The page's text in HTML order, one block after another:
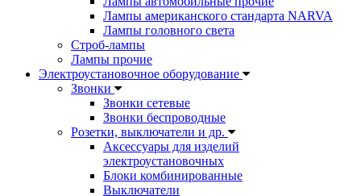
Лампы американского стандарта NARVA
Лампы головного света
Строб-лампы
Лампы прочие
Электроустановочное оборудование
Звонки
Звонки сетевые
Звонки беспроводные
Розетки, выключатели и др.
Аксессуары для изделий
электроустановочных
Блоки комбинированные
Выключатели